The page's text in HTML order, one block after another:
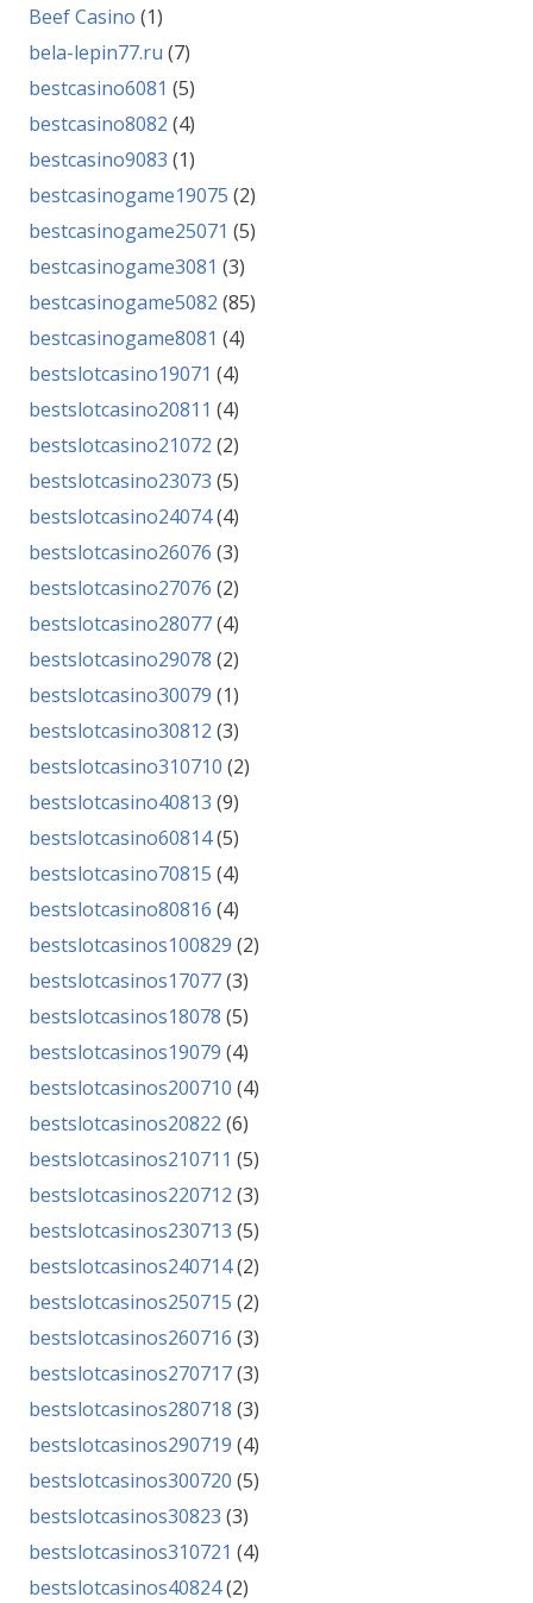
Beef Casino (1)
bela-lepin77.ru (7)
bestcasino6081 (5)
bestcasino8082 (4)
bestcasino9083 (1)
bestcasinogame19075 (2)
bestcasinogame25071 (5)
bestcasinogame3081 (3)
bestcasinogame5082 (85)
bestcasinogame8081 (4)
bestslotcasino19071 (4)
bestslotcasino20811 (4)
bestslotcasino21072 (2)
bestslotcasino23073 (5)
bestslotcasino24074(4)
bestslotcasino26076 (3)
bestslotcasino27076 (2)
bestslotcasino28077(4)
bestslotcasino29078 (2)
bestslotcasino30079 (1)
bestslotcasino30812 (3)
bestslotcasino310710 (2)
bestslotcasino40813 (9)
bestslotcasino60814(5)
bestslotcasino70815 (4)
bestslotcasino80816 (4)
bestslotcasinos100829 (2)
bestslotcasinos17077(3)
bestslotcasinos18078 (5)
bestslotcasinos19079 (4)
bestslotcasinos200710 (4)
bestslotcasinos20822 (6)
bestslotcasinos210711 (5)
bestslotcasinos220712 (3)
bestslotcasinos230713 (5)
bestslotcasinos240714(2)
bestslotcasinos250715 (2)
bestslotcasinos260716 (3)
bestslotcasinos270717(3)
bestslotcasinos280718 (3)
bestslotcasinos290719 (4)
bestslotcasinos300720 (5)
bestslotcasinos30823 (3)
bestslotcasinos310721 (4)
bestslotcasinos40824(2)